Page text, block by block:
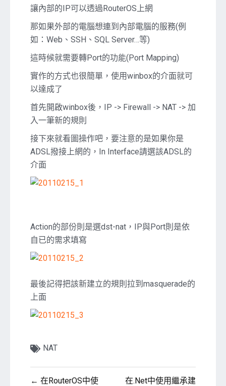
入
Mapping〉
中
讓內部的IP可以透過RouterOS上網
那如果外部的電腦想連到內部電腦的服務(例
如：Web、SSH、SQL Server…等)
這時候就需要轉Port的功能(Port Mapping)
實作的方式也很簡單，使用winbox的介面就可
以達成了
首先開啟winbox後，IP -> Firewall -> NAT -> 加
入一筆新的規則
接下來就看圖操作吧，要注意的是如果你是
ADSL撥接上網的，In Interface請選該ADSL的
介面
Action的部份則是選dst-nat，IP與Port則是依
自已的需求填寫
最後記得把該新建立的規則拉到masquerade的
上面
NAT
文
← 在RouterOS中使
在.Net中使用繼承建